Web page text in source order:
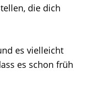
die dich
es vielleicht
es schon früh